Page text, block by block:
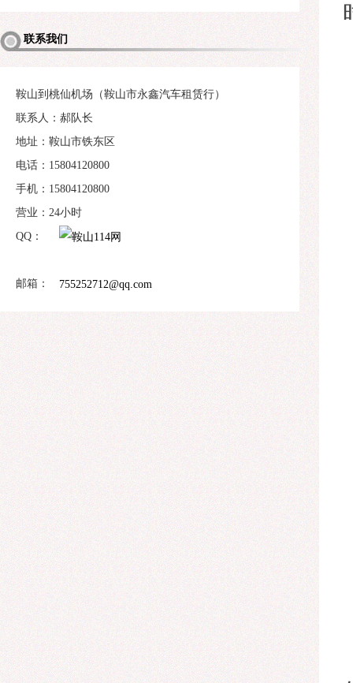
联系我们
鞍山到桃仙机场（鞍山市永鑫汽车租赁行）
联系人：郝队长
地址：鞍山市铁东区
电话：15804120800
手机：15804120800
营业：24小时
QQ：
邮箱： 755252712@qq.com